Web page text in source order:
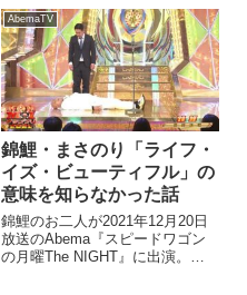
を示していました。
AbemaTV
錦鯉・まさのり「ライフ・
イズ・ビューティフル」の
意味を知らなかった話
錦鯉のお二人が2021年12月20日
放送のAbema『スピードワゴン
の月曜The NIGHT』に出演。優